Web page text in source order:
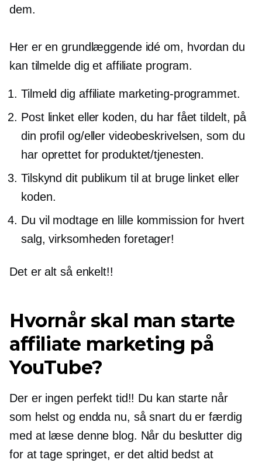
dem.
Her er en grundlæggende idé om, hvordan du
kan tilmelde dig et affiliate program.
Tilmeld dig affiliate marketing-programmet.
Post linket eller koden, du har fået tildelt, på
din profil og/eller videobeskrivelsen, som du
har oprettet for produktet/tjenesten.
Tilskynd dit publikum til at bruge linket eller
koden.
Du vil modtage en lille kommission for hvert
salg, virksomheden foretager!
Det er alt så enkelt!!
Hvornår skal man starte
affiliate marketing på
YouTube?
Der er ingen perfekt tid!! Du kan starte når
som helst og endda nu, så snart du er færdig
med at læse denne blog. Når du beslutter dig
for at tage springet, er det altid bedst at